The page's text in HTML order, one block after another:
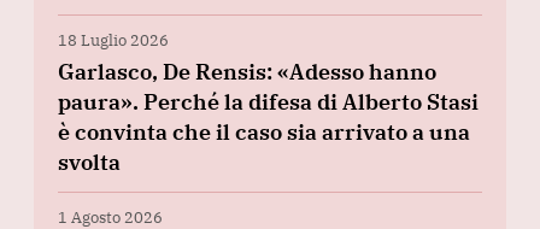
18 Luglio 2026
Garlasco, De Rensis: «Adesso hanno
paura». Perché la difesa di Alberto Stasi
è convinta che il caso sia arrivato a una
svolta
1 Agosto 2026